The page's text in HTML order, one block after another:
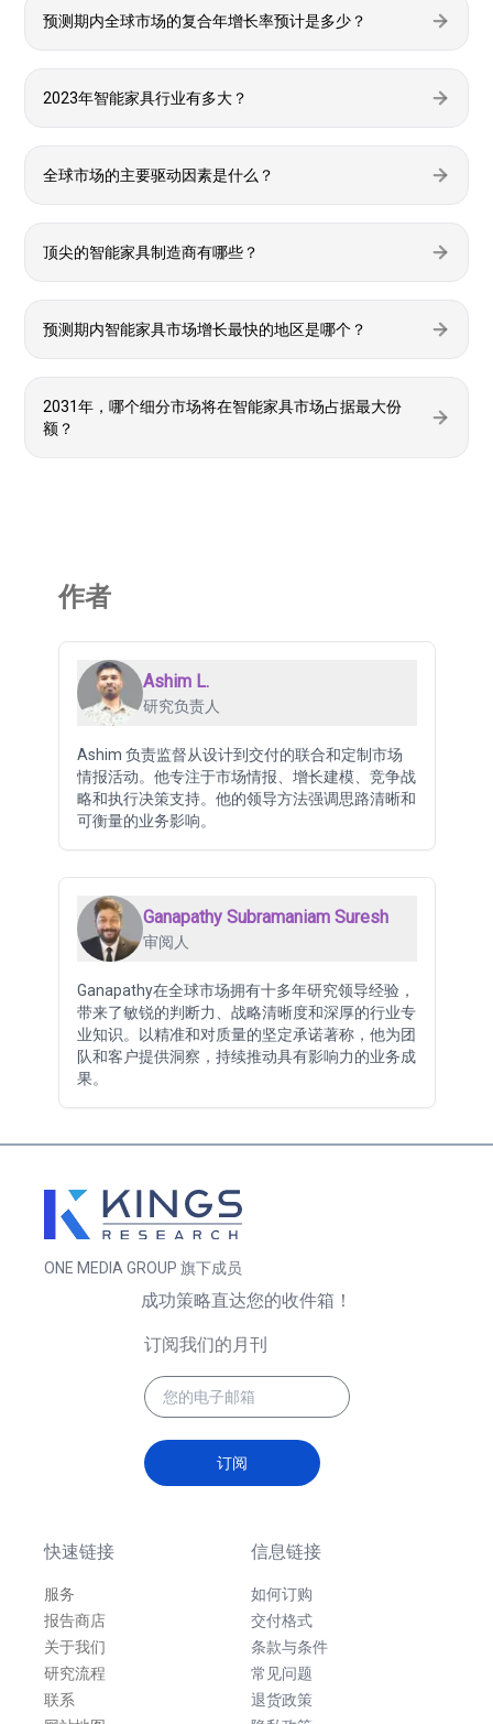
预测期内全球市场的复合年增长率预计是多少？
2023年智能家具行业有多大？
全球市场的主要驱动因素是什么？
顶尖的智能家具制造商有哪些？
预测期内智能家具市场增长最快的地区是哪个？
2031年，哪个细分市场将在智能家具市场占据最大份
额？
作者
Ashim L.
研究负责人
Ashim 负责监督从设计到交付的联合和定制市场
情报活动。他专注于市场情报、增长建模、竞争战
略和执行决策支持。他的领导方法强调思路清晰和
可衡量的业务影响。
Ganapathy Subramaniam Suresh
审阅人
Ganapathy在全球市场拥有十多年研究领导经验，
带来了敏锐的判断力、战略清晰度和深厚的行业专
业知识。以精准和对质量的坚定承诺著称，他为团
队和客户提供洞察，持续推动具有影响力的业务成
果。
ONE MEDIA GROUP 旗下成员
快速链接
服务
报告商店
关于我们
研究流程
联系
信息链接
如何订购
交付格式
条款与条件
常见问题
退货政策
成功策略直达您的收件箱！
订阅我们的月刊
订阅